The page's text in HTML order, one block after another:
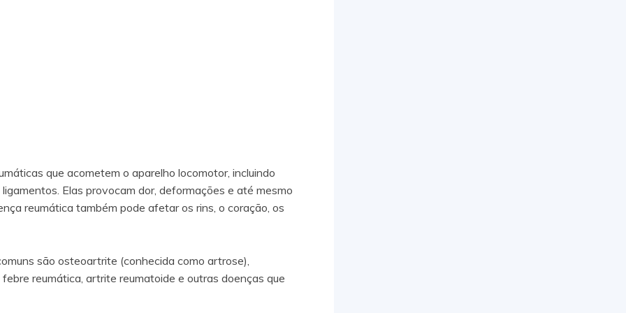
que acometem o aparelho locomotor, incluindo
Elas provocam dor, deformações e até mesmo
reumática também pode afetar os rins, o coração, os
são osteoartrite (conhecida como artrose),
reumática, artrite reumatoide e outras doenças que